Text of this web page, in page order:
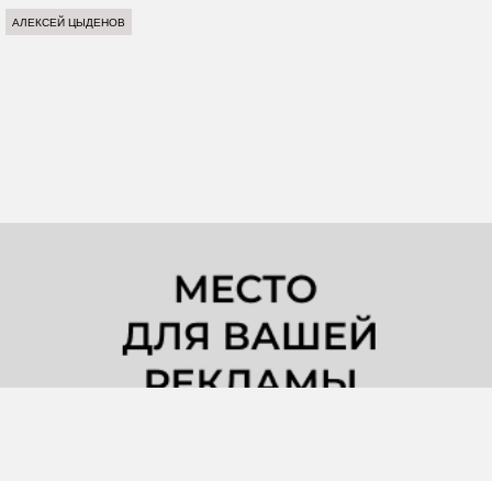
АЛЕКСЕЙ ЦЫДЕНОВ